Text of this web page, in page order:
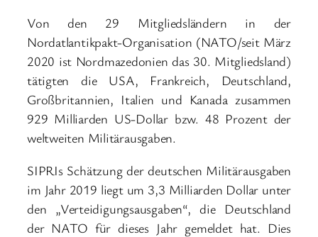
Von den 29 Mitgliedsländern in der
Nordatlantikpakt-Organisation (NATO/seit März
2020 ist Nordmazedonien das 30. Mitgliedsland)
tätigten die USA, Frankreich, Deutschland,
Großbritannien, Italien und Kanada zusammen
929 Milliarden US-Dollar bzw. 48 Prozent der
weltweiten Militärausgaben.
SIPRIs Schätzung der deutschen Militärausgaben
im Jahr 2019 liegt um 3,3 Milliarden Dollar unter
den „Verteidigungsausgaben“, die Deutschland
der NATO für dieses Jahr gemeldet hat. Dies